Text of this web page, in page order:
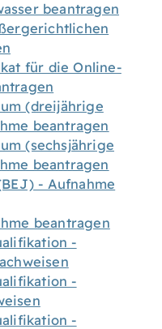
beantragen
für die Online-
(dreijährige
beantragen
(sechsjährige
beantragen
- Aufnahme
beantragen
-
-
-